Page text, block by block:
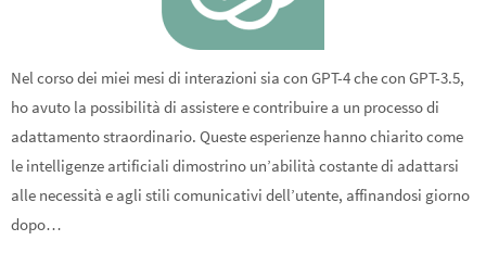
Nel corso dei miei mesi di interazioni sia con GPT-4 che con GPT-3.5,
ho avuto la possibilità di assistere e contribuire a un processo di
adattamento straordinario. Queste esperienze hanno chiarito come
le intelligenze artificiali dimostrino un’abilità costante di adattarsi
alle necessità e agli stili comunicativi dell’utente, affinandosi giorno
dopo…